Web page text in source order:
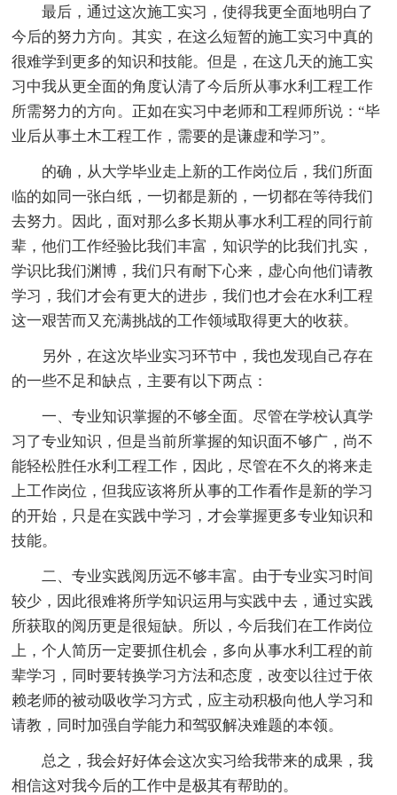
最后，通过这次施工实习，使得我更全面地明白了
今后的努力方向。其实，在这么短暂的施工实习中真的
很难学到更多的知识和技能。但是，在这几天的施工实
习中我从更全面的角度认清了今后所从事水利工程工作
所需努力的方向。正如在实习中老师和工程师所说：“毕
业后从事土木工程工作，需要的是谦虚和学习”。
的确，从大学毕业走上新的工作岗位后，我们所面
临的如同一张白纸，一切都是新的，一切都在等待我们
去努力。因此，面对那么多长期从事水利工程的同行前
辈，他们工作经验比我们丰富，知识学的比我们扎实，
学识比我们渊博，我们只有耐下心来，虚心向他们请教
学习，我们才会有更大的进步，我们也才会在水利工程
这一艰苦而又充满挑战的工作领域取得更大的收获。
另外，在这次毕业实习环节中，我也发现自己存在
的一些不足和缺点，主要有以下两点：
一、专业知识掌握的不够全面。尽管在学校认真学
习了专业知识，但是当前所掌握的知识面不够广，尚不
能轻松胜任水利工程工作，因此，尽管在不久的将来走
上工作岗位，但我应该将所从事的工作看作是新的学习
的开始，只是在实践中学习，才会掌握更多专业知识和
技能。
二、专业实践阅历远不够丰富。由于专业实习时间
较少，因此很难将所学知识运用与实践中去，通过实践
所获取的阅历更是很短缺。所以，今后我们在工作岗位
上，个人简历一定要抓住机会，多向从事水利工程的前
辈学习，同时要转换学习方法和态度，改变以往过于依
赖老师的被动吸收学习方式，应主动积极向他人学习和
请教，同时加强自学能力和驾驭解决难题的本领。
总之，我会好好体会这次实习给我带来的成果，我
相信这对我今后的工作中是极其有帮助的。